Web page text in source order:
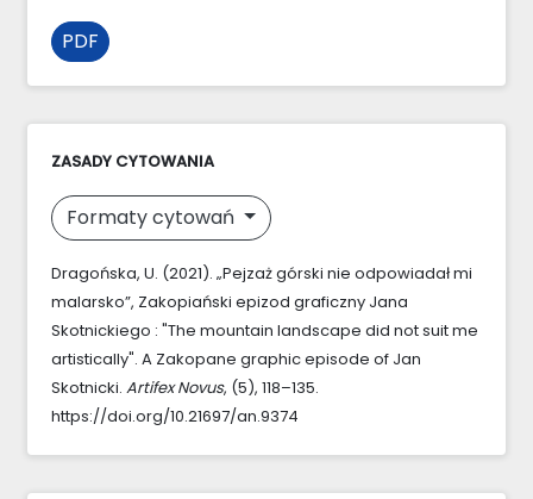
PDF
ZASADY CYTOWANIA
Formaty cytowań
Dragońska, U. (2021). „Pejzaż górski nie odpowiadał mi
malarsko”, Zakopiański epizod graficzny Jana
Skotnickiego : "The mountain landscape did not suit me
artistically". A Zakopane graphic episode of Jan
Skotnicki. Artifex Novus, (5), 118–135.
https://doi.org/10.21697/an.9374